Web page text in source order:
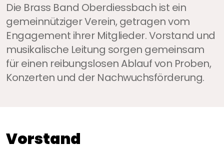
Die Brass Band Oberdiessbach ist ein
gemeinnütziger Verein, getragen vom
Engagement ihrer Mitglieder. Vorstand und
musikalische Leitung sorgen gemeinsam
für einen reibungslosen Ablauf von Proben,
Konzerten und der Nachwuchsförderung.
Vorstand